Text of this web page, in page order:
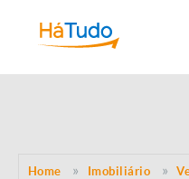
Home Imobiliário